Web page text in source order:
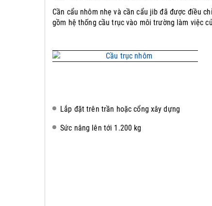
Cần cẩu nhôm nhẹ và cần cẩu jib đã được điều
gồm hệ thống cầu trục vào môi trường làm việc
Lắp đặt trên trần hoặc cổng xây dựng
Sức nâng lên tới 1.200 kg